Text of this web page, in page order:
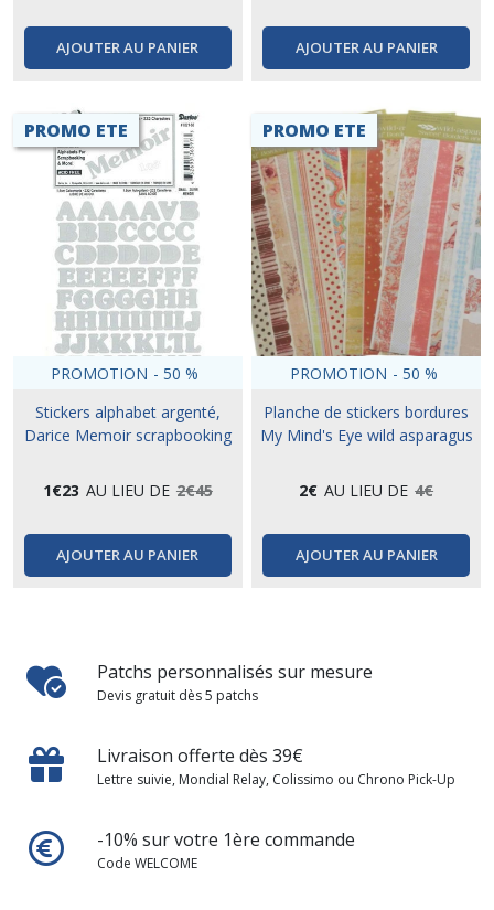
AJOUTER AU PANIER AJOUTER AU PANIER
PROMO ETE
PROMOTION - 50 %
Stickers alphabet argenté,
Darice Memoir scrapbooking
1€23 AU LIEU DE 2€45
AJOUTER AU PANIER
PROMO ETE
PROMOTION - 50 %
Planche de stickers bordures
My Mind's Eye wild asparagus
2€ AU LIEU DE 4€
AJOUTER AU PANIER
Patchs personnalisés sur mesure
Devis gratuit dès 5 patchs
Livraison offerte dès 39€
Lettre suivie, Mondial Relay, Colissimo ou Chrono Pick-Up
-10% sur votre 1ère commande
Code WELCOME